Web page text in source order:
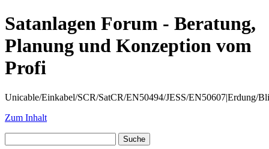
Satanlagen Forum - Beratung,
Planung und Konzeption vom
Profi
Unicable/Einkabel/SCR/SatCR/EN50494/JESS/EN50607|Erdung/
Zum Inhalt